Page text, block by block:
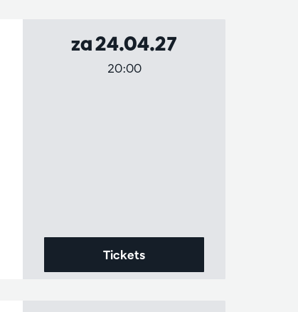
za 24.04.27
20:00
Tickets